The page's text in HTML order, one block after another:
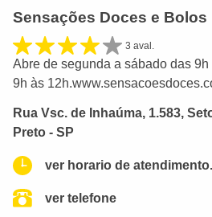
Sensações Doces e Bolos
3 aval.
Abre de segunda a sábado das
9h às
Rua Vsc. de Inhaúma, 1.583,
Preto - SP
ver horario de atendimento.
ver telefone